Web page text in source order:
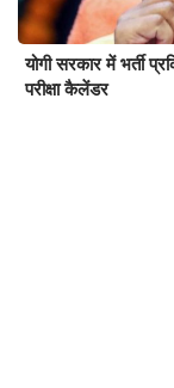
योगी सरकार में भर्ती
परीक्षा कैलेंडर